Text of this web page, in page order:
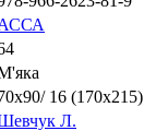
16 (170х215)
Л.